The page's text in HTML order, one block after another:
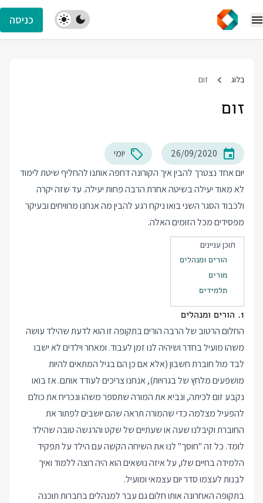
כניסה
בלוג זום
זום
26/09/2020
יומי
יום אחד נצטרך להבין איך הקורונה דחפה אותנו להחליף שיטת לימוד
לא מאוד יעילה בשיטה אחרת הרבה פחות יעילה. עד שזה יקרה
ולכבוד הסגר השני בואו ניקח רגע להבין מה אנחנו מרוויחים ובעיקר
מפסידים מכל הזומים האלה.
תוכן עניינים
הורים ומנהלים
מורים
תלמידים
1. הורים ומנהלים
החלום הרטוב של הרבה הורים בתקופה זו הוא לדעת שהילד עושה
משהו מועיל בחדר ושיהיה לנו זמן לעבוד. ומאחר וילדים לא ישבו
לבד מול חוברת חשבון (אלא אם כן הם בגיל המתאים להיות
מושפעים מלחץ של בגרויות), אנחנו צריכים לעודד אותם. אז בואו
נקבע זום לכיתה, ונביא את המורה שתספר משהו ונכריח את כולם
להפעיל מצלמה כדי שהמורה תראה שהם יושבים לפתור את
החוברת וקיבלנו שעה או שעתיים של שקט והרגשה טובה שהילד
לומד. כל זה "חוסך" לנו את השיחה הקשה עם הילד על תפקיד
הלמידה בחיים שלו, על איזה נושאים הוא היה רוצה ללמוד ואיך
לבנות לעצמו סדר יום עצמאי ומועיל.
בתקופה האחרונה אותו חלום גם עבר למנהלים בחברות תוכנה